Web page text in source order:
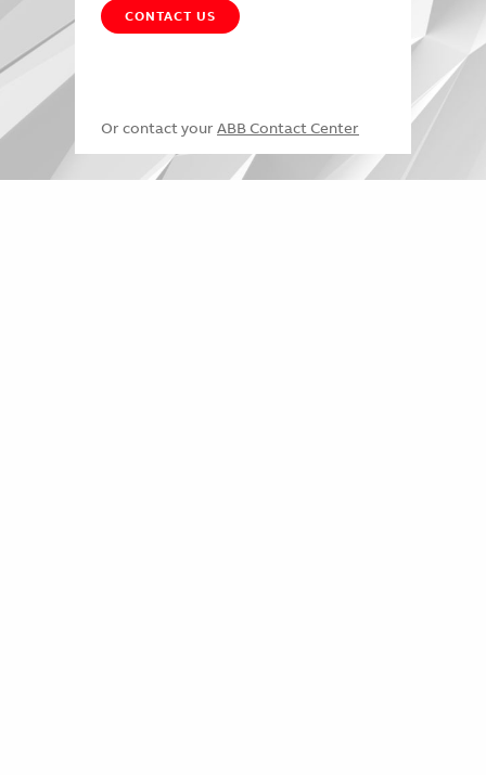
CONTACT US
Or contact your ABB Contact Center